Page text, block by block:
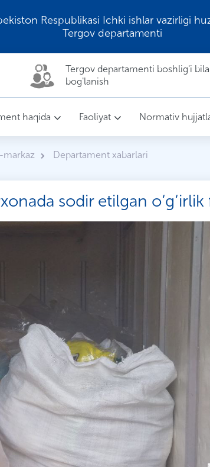
Respublikasi Ichki ishlar vazirligi
Tergov departamenti
Tergov departamenti boshlig'i
bog'lanish
haqida Faoliyat Normativ
markaz Departament xabarlari
sodir etilgan o‘g‘irlik